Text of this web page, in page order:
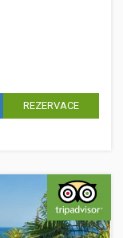
REZERVACE